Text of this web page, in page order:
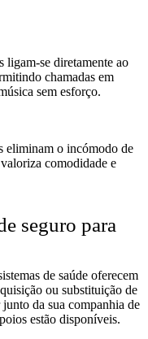
ligam-se diretamente ao
chamadas em
sem esforço.
eliminam o incómodo de
comodidade e
seguro para
de saúde oferecem
ou substituição de
da sua companhia de
estão disponíveis.